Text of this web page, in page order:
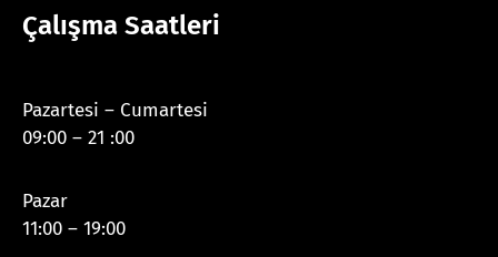
Çalışma Saatleri
Pazartesi – Cumartesi
09:00 – 21 :00
Pazar
11:00 – 19:00